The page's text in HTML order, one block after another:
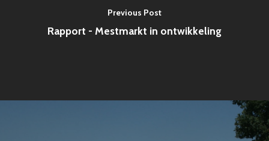
Previous Post
Rapport - Mestmarkt in ontwikkeling